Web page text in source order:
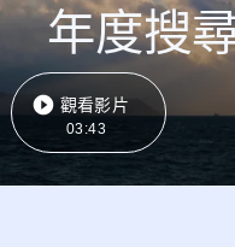
年度搜
觀看影片
03:43